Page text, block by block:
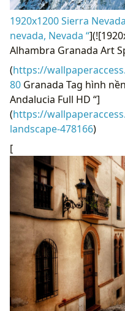
1920x1200 Sierra
nevada, Nevada “
Alhambra Granada Art
(https://
80 Granada Tag hình
Andalucia Full HD “]
(https://
landscape-478166)
[